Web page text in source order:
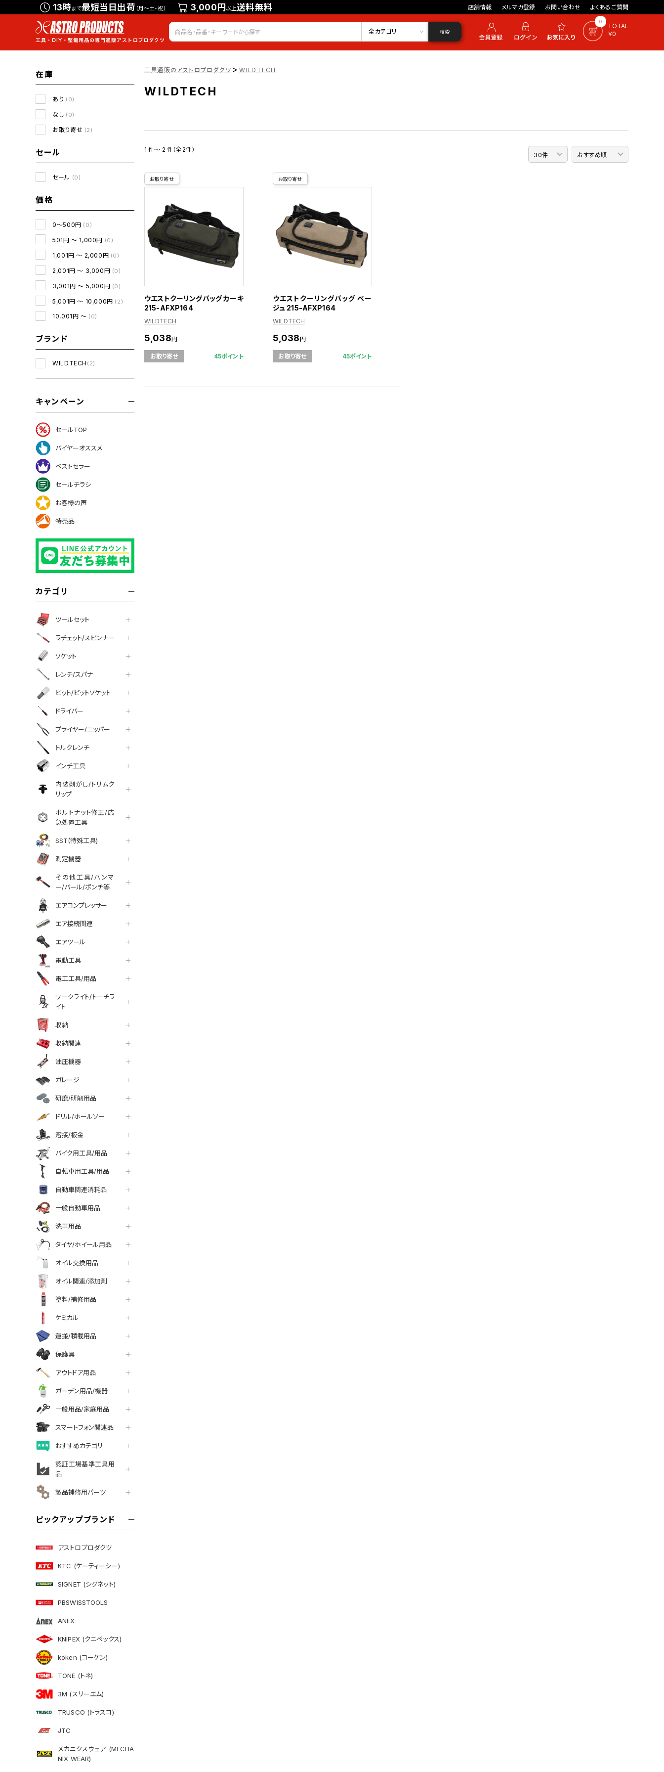
13時まで最短当日出荷 （月～土・祝） 3,000円以上送料無料 店舗情報 メルマガ登録 お問い合わせ よくあるご質問
会員登録 ログイン お気に入り 0
TOTAL
￥0
全カテゴリ 検索
在庫
あり (0)
なし (0)
お取り寄せ (2)
セール
セール (0)
価格
0～500円 (0)
501円 ～ 1,000円 (0)
1,001円 ～ 2,000円 (0)
2,001円 ～ 3,000円 (0)
3,001円 ～ 5,000円 (0)
5,001円 ～ 10,000円 (2)
10,001円 ～ (0)
ブランド
WILDTECH (2)
キャンペーン
セールTOP
バイヤーオススメ
ベストセラー
セールチラシ
お客様の声
特売品
カテゴリ
ツールセット
ラチェット/スピンナー
ソケット
レンチ/スパナ
ビット/ビットソケット
ドライバー
プライヤー/ニッパー
トルクレンチ
インチ工具
内装剥がし/トリムク
リップ
ボルトナット修正/応
急処置工具
SST(特殊工具)
測定機器
その他工具/ハンマ
ー/バール/ポンチ等
エアコンプレッサー
エア接続関連
エアツール
電動工具
電工工具/用品
ワークライト/トーチラ
イト
収納
収納関連
油圧機器
ガレージ
研磨/研削用品
ドリル/ホールソー
溶接/板金
バイク用工具/用品
自転車用工具/用品
自動車関連消耗品
一般自動車用品
洗車用品
タイヤ/ホイール用品
オイル交換用品
オイル関連/添加剤
塗料/補修用品
ケミカル
運搬/積載用品
保護具
アウトドア用品
ガーデン用品/機器
一般用品/家庭用品
スマートフォン関連品
おすすめカテゴリ
認証工場基準工具用
品
製品補修用パーツ
ピックアップブランド
アストロプロダクツ
KTC (ケーティーシー)
SIGNET (シグネット)
PBSWISSTOOLS
ANEX
KNIPEX (クニペックス)
koken (コーケン)
TONE (トネ)
3M (スリーエム)
TRUSCO (トラスコ)
JTC
メカニクスウェア (MECHA
NIX WEAR)
工具通販のアストロプロダクツ > WILDTECH
WILDTECH
1 件～ 2 件（全2件）
お取り寄せ
ウエストクーリングバッグ カーキ
215-AFXP164
WILDTECH
5,038円
お取り寄せ 45ポイント
お取り寄せ
ウエストクーリングバッグ ベー
ジュ 215-AFXP164
WILDTECH
5,038円
お取り寄せ 45ポイント